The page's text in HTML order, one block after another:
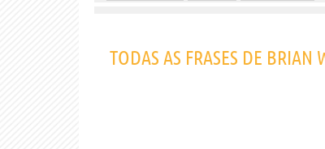
TODAS AS FRASES DE BRIAN